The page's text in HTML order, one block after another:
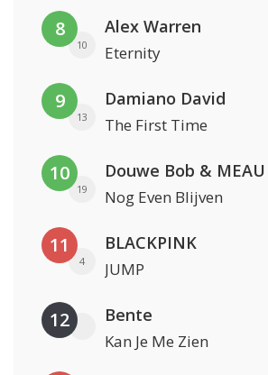
8
10
Alex Warren
Eternity
9
13
Damiano David
The First Time
10
19
Douwe Bob & MEAU
Nog Even Blijven
11
4
BLACKPINK
JUMP
12 Bente
Kan Je Me Zien